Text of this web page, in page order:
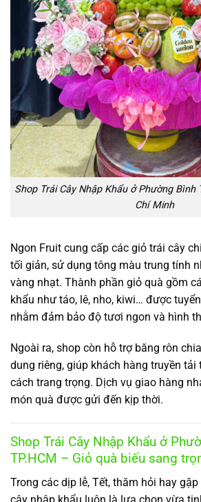
Shop Trái Cây Nhập Khẩu ở Phường Bình
Chí Minh
Ngon Fruit cung cấp các giỏ trái cây
tối giản, sử dụng tông màu trung tính
vàng nhạt. Thành phần giỏ quà gồm
khẩu như táo, lê, nho, kiwi… được
nhằm đảm bảo độ tươi ngon và hình
Ngoài ra, shop còn hỗ trợ băng rôn
dung riêng, giúp khách hàng truyền
cách trang trọng. Dịch vụ giao hàng
món quà được gửi đến kịp thời.
Shop Trái Cây Nhập Khẩu ở
TP.HCM – Giỏ quà biếu sang
Trong các dịp lễ, Tết, thăm hỏi hay